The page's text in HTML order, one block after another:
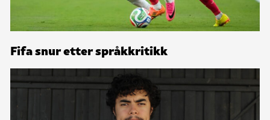
Fifa snur etter språkkritikk